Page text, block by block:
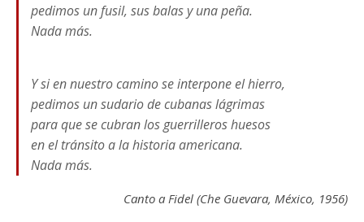
pedimos un fusil, sus balas y una peña.
Nada más.
Y si en nuestro camino se interpone el hierro,
pedimos un sudario de cubanas lágrimas
para que se cubran los guerrilleros huesos
en el tránsito a la historia americana.
Nada más.
Canto a Fidel (Che Guevara, México, 1956)